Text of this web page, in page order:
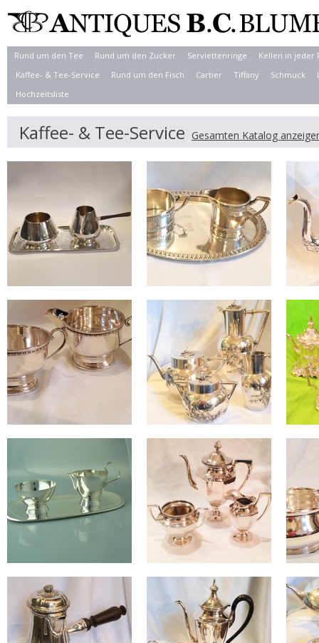
Rund um den Tee Rund um den Zucker Serviettenringe
Kellen in jeder
Kaffee- & Tee-Service
Rund um den Fisch Cartier Tiffany Schmuck
Hochzeitsliste
Kaffee- & Tee-Service Gesamten Katalog